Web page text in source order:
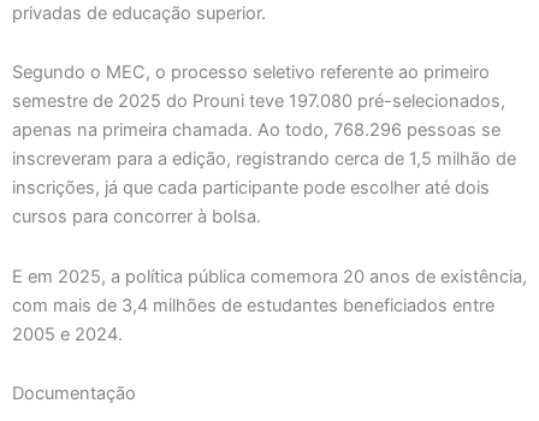
privadas de educação superior.
Segundo o MEC, o processo seletivo referente ao primeiro
semestre de 2025 do Prouni teve 197.080 pré-selecionados,
apenas na primeira chamada. Ao todo, 768.296 pessoas se
inscreveram para a edição, registrando cerca de 1,5 milhão de
inscrições, já que cada participante pode escolher até dois
cursos para concorrer à bolsa.
E em 2025, a política pública comemora 20 anos de existência,
com mais de 3,4 milhões de estudantes beneficiados entre
2005 e 2024.
Documentação